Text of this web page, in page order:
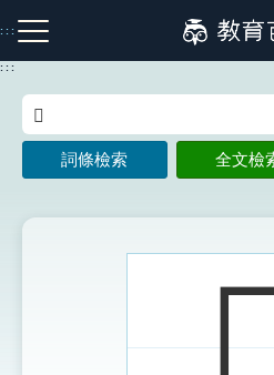
到
主
:::
注音索引圖示 筆畫索引圖
:::
詞條檢索 全文檢